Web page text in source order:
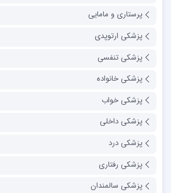
پرستاری و مامایی
پزشکی ارتوپدی
پزشکی تنفسی
پزشکی خانواده
پزشکی خواب
پزشکی داخلی
پزشکی درد
پزشکی رفتاری
پزشکی سالمندان